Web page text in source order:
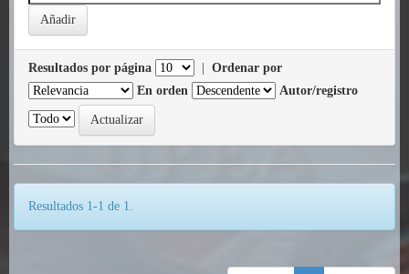
Resultados por página
Ordenar por
En orden
Autor/registro
Resultados 1-1 de 1.